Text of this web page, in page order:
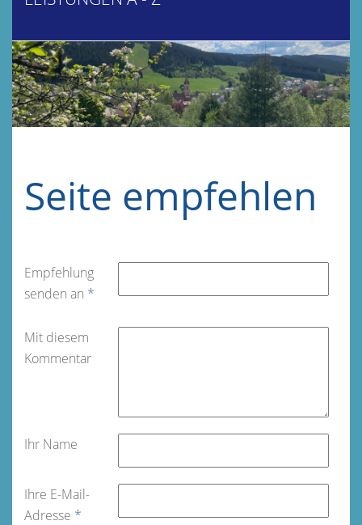
Seite empfehlen
Empfehlung
senden an *
Mit diesem
Kommentar
Ihr Name
Ihre E-Mail-
Adresse *